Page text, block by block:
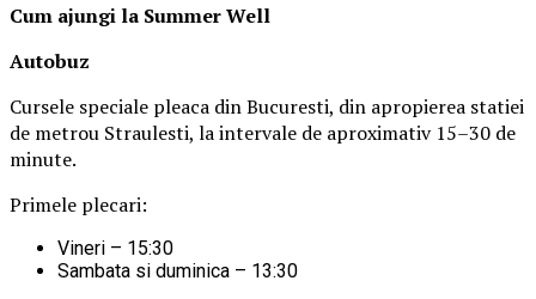
Cum ajungi la Summer Well
Autobuz
Cursele speciale pleaca din Bucuresti, din apropierea statiei
de metrou Straulesti, la intervale de aproximativ 15–30 de
minute.
Primele plecari:
Vineri – 15:30
Sambata si duminica – 13:30